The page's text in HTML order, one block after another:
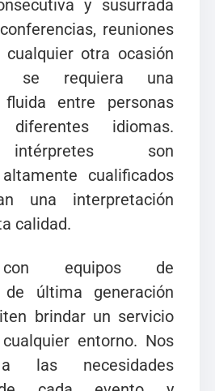
y susurrada
reuniones
otra ocasión
requiera una
fluida entre personas
idiomas.
son
cualificados
una interpretación
calidad.
con equipos de
de última generación
brindar un servicio
entorno. Nos
las necesidades